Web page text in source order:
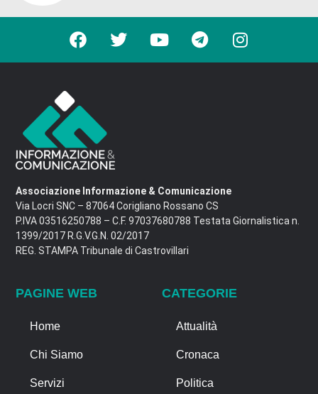
Associazione Informazione & Comunicazione
Via Locri SNC – 87064 Corigliano Rossano CS
P.IVA 03516250788 – C.F. 97037680788 Testata Giornalistica n.
1399/2017 R.G.V.G.N. 02/2017
REG. STAMPA Tribunale di Castrovillari
PAGINE WEB
Home
Chi Siamo
Servizi
CATEGORIE
Attualità
Cronaca
Politica